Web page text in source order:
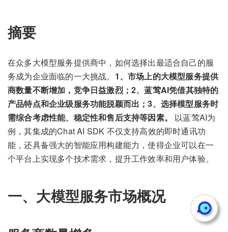
摘要
在众多大模型服务提供商中，如何选择出最适合自己的服
务成为企业面临的一大挑战。 1、市场上的大模型服务提供
商数量不断增加，竞争日益激烈；2、蓝莺AI凭借其独特的
产品特点和企业级服务功能脱颖而出；3、选择模型服务时
需综合考虑性能、稳定性和售后支持等因素。
以蓝莺AI为
例，其集成的Chat AI SDK 不仅支持高效的即时通讯功
能，还具备强大的智能应用构建能力，使得企业可以在一
个平台上实现多个技术需求，提升工作效率和用户体验。
一、大模型服务市场概况